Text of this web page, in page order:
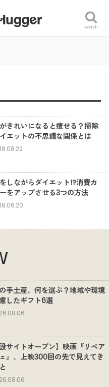
search
きれいになると痩せる？掃除
エットの不思議な関係とは
しながらダイエット!?消費カ
をアップさせる3つの方法
手土産、何を選ぶ？地域や環境
したギフト6選
設サイトオープン】映画『リペア
』、上映300回の先で見えてき